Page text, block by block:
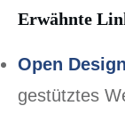
Erwähnte
Open Design
gestütztes